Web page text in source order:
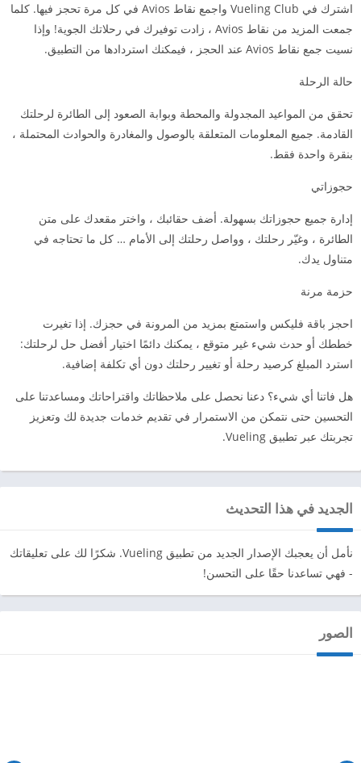
اشترك في Vueling Club واجمع نقاط Avios في كل مرة تحجز فيها. كلما
جمعت المزيد من نقاط Avios ، زادت توفيرك في رحلاتك الجوية! وإذا
نسيت جمع نقاط Avios عند الحجز ، فيمكنك استردادها من التطبيق.
حالة الرحلة
تحقق من المواعيد المجدولة والمحطة وبوابة الصعود إلى الطائرة لرحلتك
القادمة. جميع المعلومات المتعلقة بالوصول والمغادرة والحوادث المحتملة ،
بنقرة واحدة فقط.
حجوزاتي
إدارة جميع حجوزاتك بسهولة. أضف حقائبك ، واختر مقعدك على متن
الطائرة ، وغيّر رحلتك ، وواصل رحلتك إلى الأمام … كل ما تحتاجه في
متناول يدك.
حزمة مرنة
احجز باقة فليكس واستمتع بمزيد من المرونة في حجزك. إذا تغيرت
خططك أو حدث شيء غير متوقع ، يمكنك دائمًا اختيار أفضل حل لرحلتك:
استرد المبلغ كرصيد رحلة أو تغيير رحلتك دون أي تكلفة إضافية.
هل فاتنا أي شيء؟ دعنا نحصل على ملاحظاتك واقتراحاتك ومساعدتنا على
التحسين حتى نتمكن من الاستمرار في تقديم خدمات جديدة لك وتعزيز
تجربتك عبر تطبيق Vueling.
الجديد في هذا التحديث
نأمل أن يعجبك الإصدار الجديد من تطبيق Vueling. شكرًا لك على تعليقاتك
- فهي تساعدنا حقًا على التحسن!
الصور